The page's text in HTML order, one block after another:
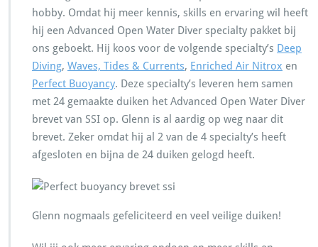
hobby. Omdat hij meer kennis, skills en ervaring wil heeft
hij een Advanced Open Water Diver specialty pakket bij
ons geboekt. Hij koos voor de volgende specialty’s Deep
Diving, Waves, Tides & Currents, Enriched Air Nitrox en
Perfect Buoyancy. Deze specialty’s leveren hem samen
met 24 gemaakte duiken het Advanced Open Water Diver
brevet van SSI op. Glenn is al aardig op weg naar dit
brevet. Zeker omdat hij al 2 van de 4 specialty’s heeft
afgesloten en bijna de 24 duiken gelogd heeft.
Glenn nogmaals gefeliciteerd en veel veilige duiken!